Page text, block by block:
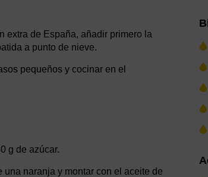
extra de España, añadir primero la
a punto de nieve.
pequeños y cocinar en el
g de azúcar.
naranja y montar con el aceite de